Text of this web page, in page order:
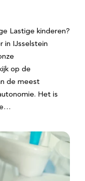
Lastige kinderen?
in IJsselstein
op de
de meest
Het is